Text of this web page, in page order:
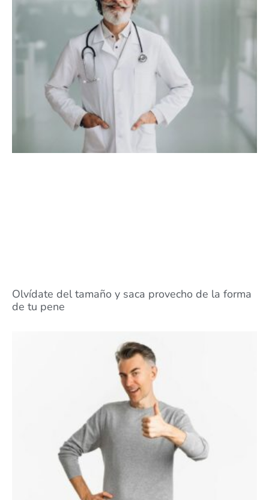
Olvídate del tamaño y saca provecho de la forma
de tu pene